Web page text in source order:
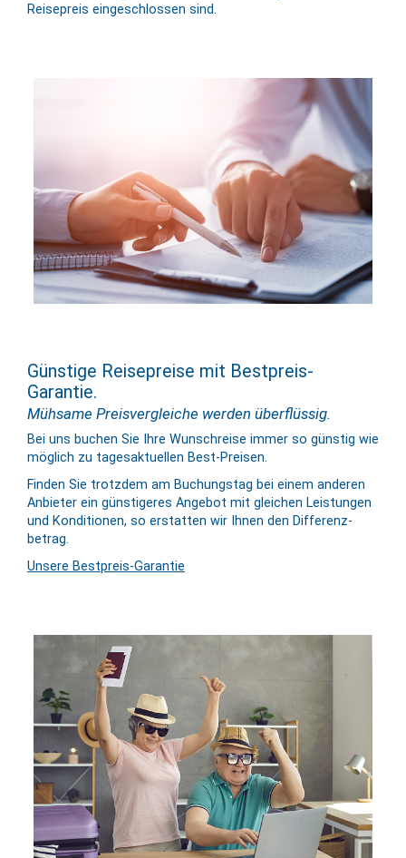
Reise­preis ein­ge­schlossen sind.
Günstige Reisepreise mit Bestpreis-
Garantie.
Mühsame Preisvergleiche werden überflüssig.
Bei uns buchen Sie Ihre Wunschreise immer so günstig wie
möglich zu tages­aktuellen Best-Preisen.
Finden Sie trotzdem am Buchungstag bei einem anderen
Anbieter ein günstigeres Angebot mit gleichen Leis­tungen
und Kondi­tionen, so erstatten wir Ihnen den Differenz­
betrag.
Unsere Bestpreis-Garantie